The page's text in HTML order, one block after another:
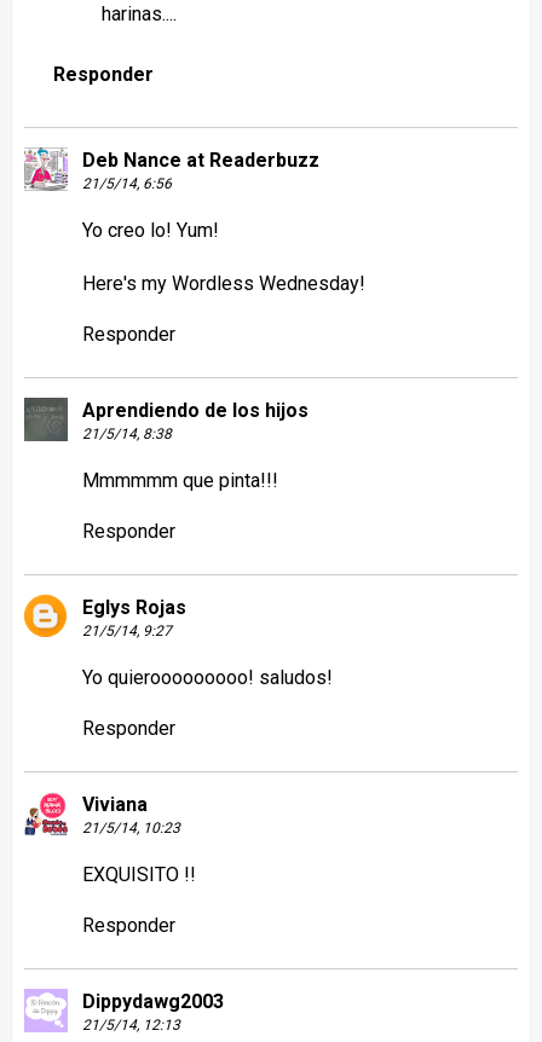
harinas....
Responder
Deb Nance at Readerbuzz
21/5/14, 6:56
Yo creo lo! Yum!
Here's my Wordless Wednesday!
Responder
Aprendiendo de los hijos
21/5/14, 8:38
Mmmmmm que pinta!!!
Responder
Eglys Rojas
21/5/14, 9:27
Yo quierooooooooo! saludos!
Responder
Viviana
21/5/14, 10:23
EXQUISITO !!
Responder
Dippydawg2003
21/5/14, 12:13